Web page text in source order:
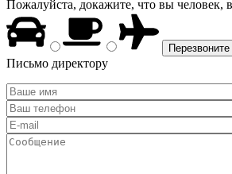
Пожалуйста, докажите, что вы человек,
Письмо директору